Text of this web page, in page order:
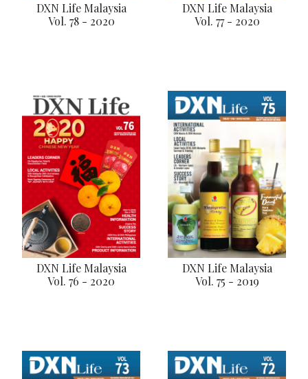
DXN Life Malaysia
Vol. 78 - 2020
DXN Life Malaysia
Vol. 77 - 2020
DXN Life Malaysia
Vol. 76 - 2020
DXN Life Malaysia
Vol. 75 - 2019